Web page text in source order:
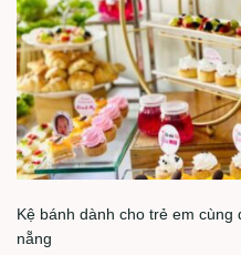
Kệ bánh dành cho trẻ em
nẵng